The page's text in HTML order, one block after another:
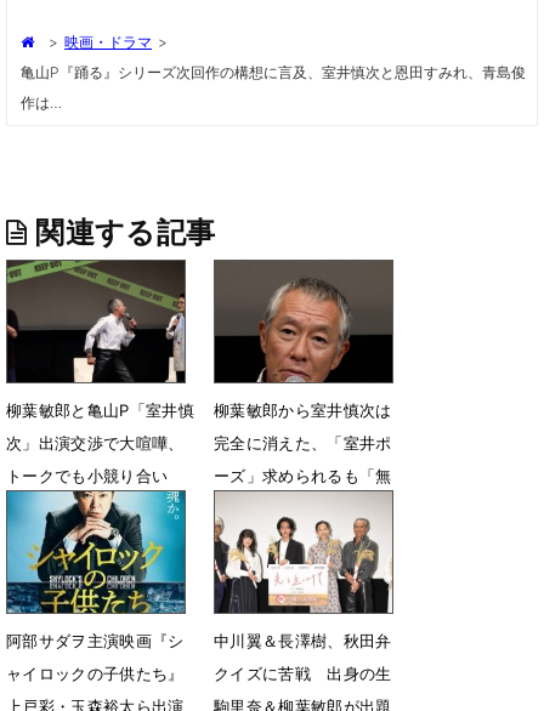
> 映画・ドラマ >
亀山P『踊る』シリーズ次回作の構想に言及、室井慎次と恩田すみれ、青島俊
作は…
関連する記事
柳葉敏郎と亀山P「室井慎
次」出演交渉で大喧嘩、
トークでも小競り合い
「負けず嫌いだな！」
7月20日 09時10分
柳葉敏郎から室井慎次は
完全に消えた、「室井ポ
ーズ」求められるも「無
7月19日 21時23分
阿部サダヲ主演映画『シ
ャイロックの子供たち』
上戸彩・玉森裕太ら出演
中川翼＆長澤樹、秋田弁
クイズに苦戦 出身の生
駒里奈＆柳葉敏郎が出題